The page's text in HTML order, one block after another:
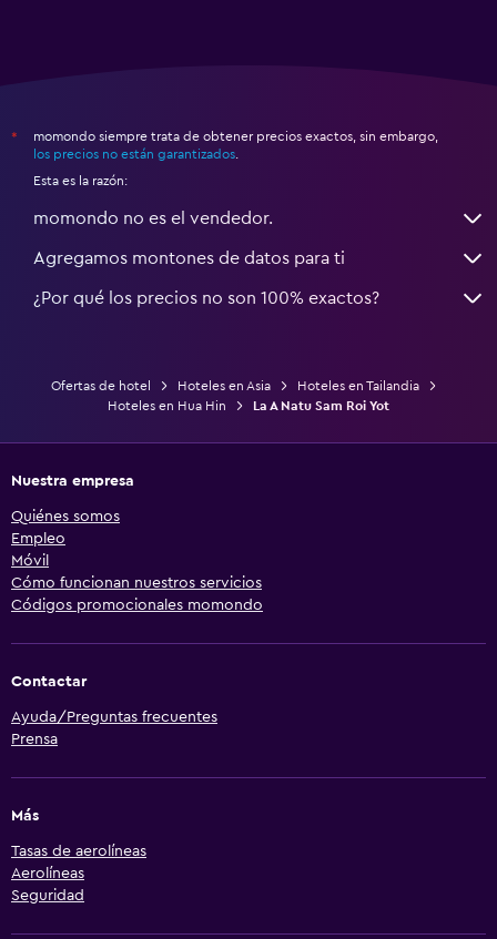
*
momondo siempre trata de obtener precios exactos, sin embargo,
los precios no están garantizados
Esta es la razón:
momondo no es el vendedor.
Agregamos montones de datos para ti
¿Por qué los precios no son 100% exactos?
Ofertas de hotel Hoteles en Asia
Hoteles en Tailandia
Hoteles en Hua Hin
La A Natu Sam Roi Yot
Nuestra empresa
Quiénes somos
Empleo
Móvil
Cómo funcionan nuestros servicios
Códigos promocionales momondo
Contactar
Ayuda/Preguntas frecuentes
Prensa
Más
Tasas de aerolíneas
Aerolíneas
Seguridad